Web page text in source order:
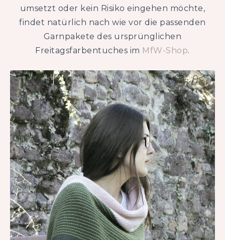
umsetzt oder kein Risiko eingehen möchte,
findet natürlich nach wie vor die passenden
Garnpakete des ursprünglichen
Freitagsfarbentuches im MfW-Shop.